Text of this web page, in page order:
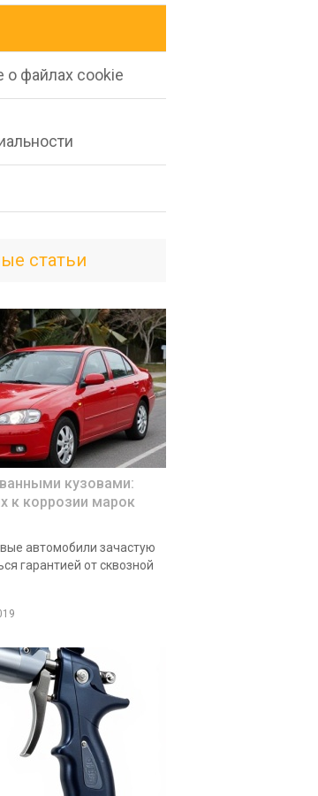
о файлах cookie
статьи
кузовами:
к коррозии марок
автомобили зачастую
гарантией от сквозной